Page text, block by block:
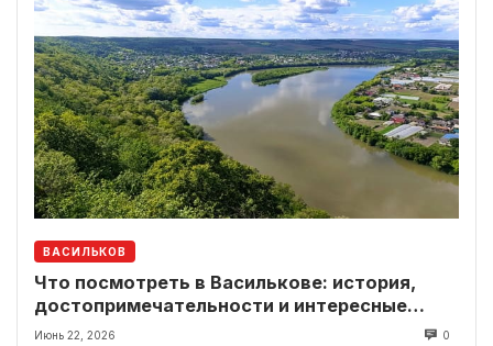
ВАСИЛЬКОВ
Что посмотреть в Василькове: история,
достопримечательности и интересные
локации рядом
Июнь 22, 2026 0